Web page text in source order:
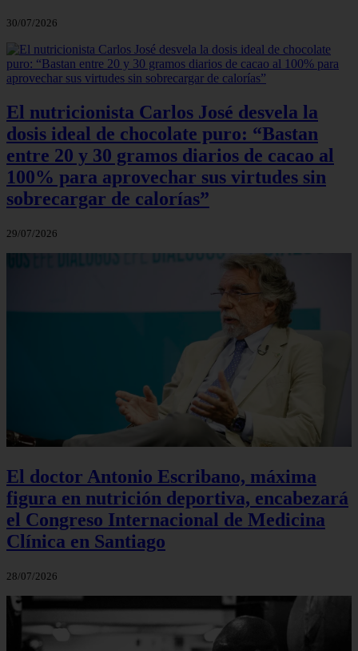
30/07/2026
El nutricionista Carlos José desvela la
dosis ideal de chocolate puro: “Bastan
entre 20 y 30 gramos diarios de cacao al
100% para aprovechar sus virtudes sin
sobrecargar de calorías”
29/07/2026
El doctor Antonio Escribano, máxima
figura en nutrición deportiva, encabezará
el Congreso Internacional de Medicina
Clínica en Santiago
28/07/2026